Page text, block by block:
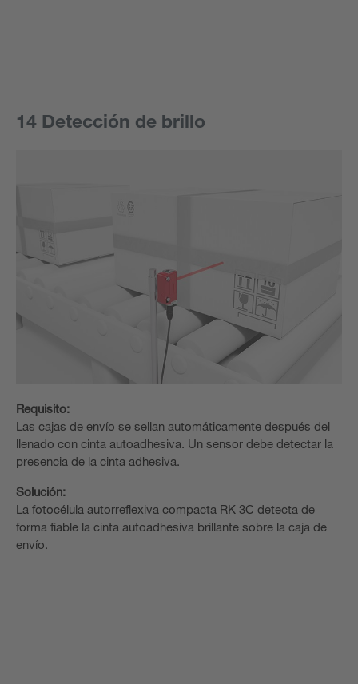
14 Detección de brillo
Requisito:
Las cajas de envío se sellan automáticamente después del
llenado con cinta autoadhesiva. Un sensor debe detectar la
presencia de la cinta adhesiva.
Solución:
La fotocélula autorreflexiva compacta RK 3C detecta de
forma fiable la cinta autoadhesiva brillante sobre la caja de
envío.